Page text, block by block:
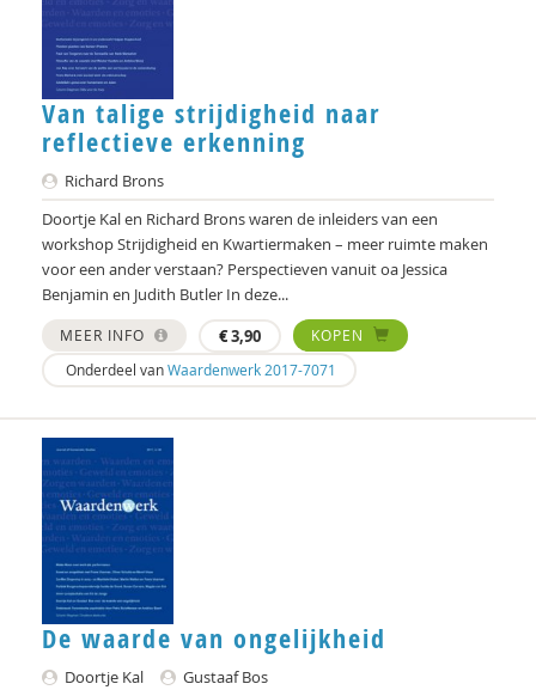
Van talige strijdigheid naar
reflectieve erkenning
Richard Brons
Doortje Kal en Richard Brons waren de inleiders van een
workshop Strijdigheid en Kwartiermaken – meer ruimte maken
voor een ander verstaan? Perspectieven vanuit oa Jessica
Benjamin en Judith Butler In deze...
MEER INFO €3,90
KOPEN
Onderdeel vanWaardenwerk 2017-7071
De waarde van ongelijkheid
Doortje Kal
Gustaaf Bos